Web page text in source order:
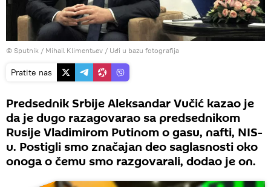
© Sputnik / Mihail Klimentьev / Uđi u bazu fotografija
Pratite nas
Predsednik Srbije Aleksandar Vučić kazao je
da je dugo razagovarao sa predsednikom
Rusije Vladimirom Putinom o gasu, nafti, NIS-
u. Postigli smo značajan deo saglasnosti oko
onoga o čemu smo razgovarali, dodao je on.